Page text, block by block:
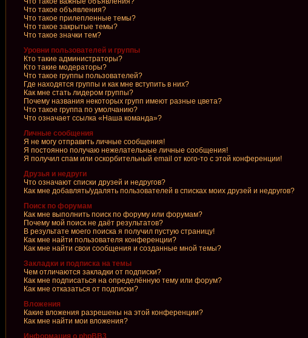
Что такое объявления?
Что такое прилепленные темы?
Что такое закрытые темы?
Что такое значки тем?
Уровни пользователей и группы
Кто такие администраторы?
Кто такие модераторы?
Что такое группы пользователей?
Где находятся группы и как мне вступить в них?
Как мне стать лидером группы?
Почему названия некоторых групп имеют разные цвета?
Что такое группа по умолчанию?
Что означает ссылка «Наша команда»?
Личные сообщения
Я не могу отправить личные сообщения!
Я постоянно получаю нежелательные личные сообщения!
Я получил спам или оскорбительный email от кого-то с этой конференции!
Друзья и недруги
Что означают списки друзей и недругов?
Как мне добавлять/удалять пользователей в списках моих друзей и недругов?
Поиск по форумам
Как мне выполнить поиск по форуму или форумам?
Почему мой поиск не даёт результатов?
В результате моего поиска я получил пустую страницу!
Как мне найти пользователя конференции?
Как мне найти свои сообщения и созданные мной темы?
Закладки и подписка на темы
Чем отличаются закладки от подписки?
Как мне подписаться на определённую тему или форум?
Как мне отказаться от подписки?
Вложения
Какие вложения разрешены на этой конференции?
Как мне найти мои вложения?
Информация о phpBB3